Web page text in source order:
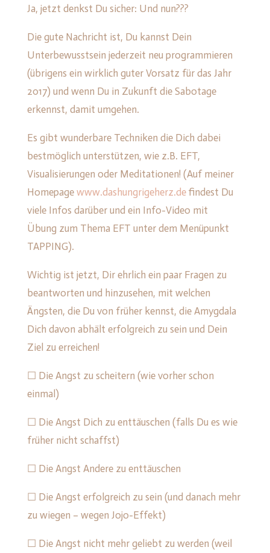
Ja, jetzt denkst Du sicher: Und nun???
Die gute Nachricht ist, Du kannst Dein
Unterbewusstsein jederzeit neu programmieren
(übrigens ein wirklich guter Vorsatz für das Jahr
2017) und wenn Du in Zukunft die Sabotage
erkennst, damit umgehen.
Es gibt wunderbare Techniken die Dich dabei
bestmöglich unterstützen, wie z.B. EFT,
Visualisierungen oder Meditationen! (Auf meiner
Homepage www.dashungrigeherz.defindest Du
viele Infos darüber und ein Info-Video mit
Übung zum Thema EFT unter dem Menüpunkt
TAPPING).
Wichtig ist jetzt, Dir ehrlich ein paar Fragen zu
beantworten und hinzusehen, mit welchen
Ängsten, die Du von früher kennst, die Amygdala
Dich davon abhält erfolgreich zu sein und Dein
Ziel zu erreichen!
☐ Die Angst zu scheitern (wie vorher schon
einmal)
☐ Die Angst Dich zu enttäuschen (falls Du es wie
früher nicht schaffst)
☐ Die Angst Andere zu enttäuschen
☐ Die Angst erfolgreich zu sein (und danach mehr
zu wiegen – wegen Jojo-Effekt)
☐ Die Angst nicht mehr geliebt zu werden (weil